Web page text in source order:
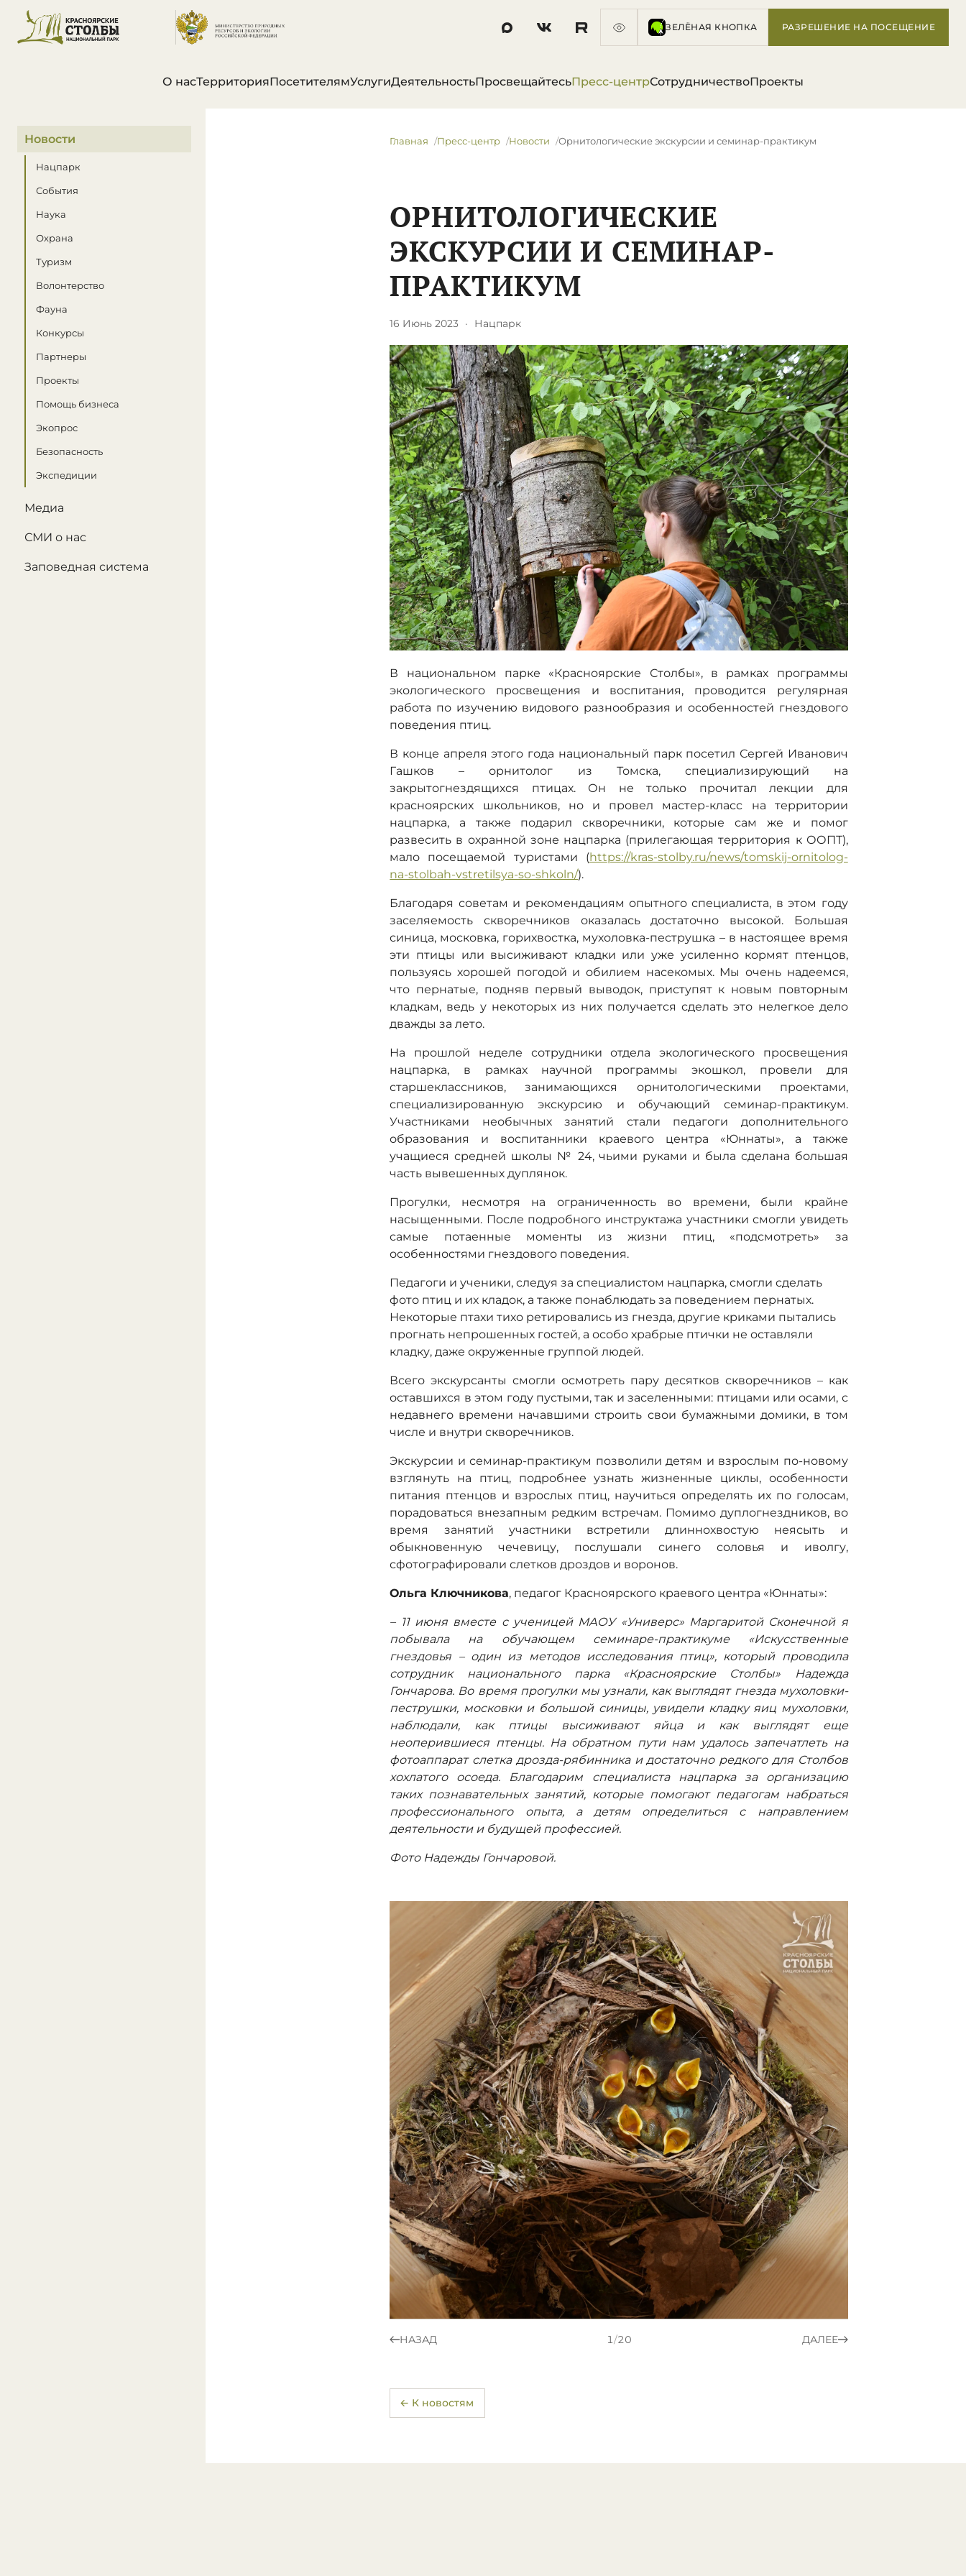
ЗЕЛЁНАЯ КНОПКА РАЗРЕШЕНИЕ НА ПОСЕЩЕНИЕ
О насТерриторияПосетителямУслугиДеятельностьПросвещайтесьПресс-центрСотрудничествоПроекты
В этом разделе
Новости
Нацпарк
События
Наука
Охрана
Туризм
Волонтерство
Фауна
Конкурсы
Партнеры
Проекты
Помощь бизнеса
Экопрос
Безопасность
Экспедиции
Медиа
СМИ о нас
Заповедная система
Главная Пресс-центр Новости ​Орнитологические экскурсии и семинар-практикум
​ОРНИТОЛОГИЧЕСКИЕ
ЭКСКУРСИИ И СЕМИНАР-
ПРАКТИКУМ
16 Июнь 2023 · Нацпарк
В национальном парке «Красноярские Столбы», в рамках программы
экологического просвещения и воспитания, проводится регулярная
работа по изучению видового разнообразия и особенностей гнездового
поведения птиц.
В конце апреля этого года национальный парк посетил Сергей Иванович
Гашков – орнитолог из Томска, специализирующий на
закрытогнездящихся птицах. Он не только прочитал лекции для
красноярских школьников, но и провел мастер-класс на территории
нацпарка, а также подарил скворечники, которые сам же и помог
развесить в охранной зоне нацпарка (прилегающая территория к ООПТ),
мало посещаемой туристами (https://kras-stolby.ru/news/tomskij-ornitolog-
na-stolbah-vstretilsya-so-shkoln/).
Благодаря советам и рекомендациям опытного специалиста, в этом году
заселяемость скворечников оказалась достаточно высокой. Большая
синица, московка, горихвостка, мухоловка-пеструшка – в настоящее время
эти птицы или высиживают кладки или уже усиленно кормят птенцов,
пользуясь хорошей погодой и обилием насекомых. Мы очень надеемся,
что пернатые, подняв первый выводок, приступят к новым повторным
кладкам, ведь у некоторых из них получается сделать это нелегкое дело
дважды за лето.
На прошлой неделе сотрудники отдела экологического просвещения
нацпарка, в рамках научной программы экошкол, провели для
старшеклассников, занимающихся орнитологическими проектами,
специализированную экскурсию и обучающий семинар-практикум.
Участниками необычных занятий стали педагоги дополнительного
образования и воспитанники краевого центра «Юннаты», а также
учащиеся средней школы № 24, чьими руками и была сделана большая
часть вывешенных дуплянок.
Прогулки, несмотря на ограниченность во времени, были крайне
насыщенными. После подробного инструктажа участники смогли увидеть
самые потаенные моменты из жизни птиц, «подсмотреть» за
особенностями гнездового поведения.
Педагоги и ученики, следуя за специалистом нацпарка, смогли сделать
фото птиц и их кладок, а также понаблюдать за поведением пернатых.
Некоторые птахи тихо ретировались из гнезда, другие криками пытались
прогнать непрошенных гостей, а особо храбрые птички не оставляли
кладку, даже окруженные группой людей.
Всего экскурсанты смогли осмотреть пару десятков скворечников – как
оставшихся в этом году пустыми, так и заселенными: птицами или осами, с
недавнего времени начавшими строить свои бумажными домики, в том
числе и внутри скворечников.
Экскурсии и семинар-практикум позволили детям и взрослым по-новому
взглянуть на птиц, подробнее узнать жизненные циклы, особенности
питания птенцов и взрослых птиц, научиться определять их по голосам,
порадоваться внезапным редким встречам. Помимо дуплогнездников, во
время занятий участники встретили длиннохвостую неясыть и
обыкновенную чечевицу, послушали синего соловья и иволгу,
сфотографировали слетков дроздов и воронов.
Ольга Ключникова, педагог Красноярского краевого центра «Юннаты»:
– 11 июня вместе с ученицей МАОУ «Универс» Маргаритой Сконечной я
побывала на обучающем семинаре-практикуме «Искусственные
гнездовья – один из методов исследования птиц», который проводила
сотрудник национального парка «Красноярские Столбы» Надежда
Гончарова. Во время прогулки мы узнали, как выглядят гнезда мухоловки-
пеструшки, московки и большой синицы, увидели кладку яиц мухоловки,
наблюдали, как птицы высиживают яйца и как выглядят еще
неоперившиеся птенцы. На обратном пути нам удалось запечатлеть на
фотоаппарат слетка дрозда-рябинника и достаточно редкого для Столбов
хохлатого осоеда. Благодарим специалиста нацпарка за организацию
таких познавательных занятий, которые помогают педагогам набраться
профессионального опыта, а детям определиться с направлением
деятельности и будущей профессией.
Фото Надежды Гончаровой.
НАЗАД 1/20 ДАЛЕЕ
← К новостям